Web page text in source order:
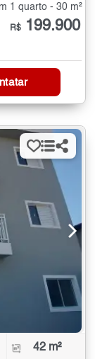
1 quarto - 30 m²
R$ 199.900
42 m²